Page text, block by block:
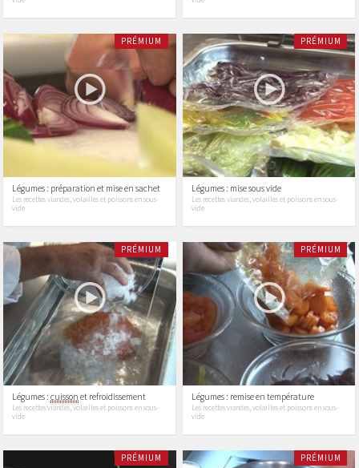
PRÉMIUM
Légumes : préparation et mise en sachet
Les recettes viandes, volailles et poissons en sous-
vide
PRÉMIUM
Légumes : mise sous vide
Les recettes viandes, volailles et poissons en sous-
vide
PRÉMIUM
Légumes :cuisson et refroidissement
Les recettes viandes, volailles et poissons en sous-
vide
PRÉMIUM
Légumes : remise en température
Les recettes viandes, volailles et poissons en sous-
vide
PRÉMIUM PRÉMIUM